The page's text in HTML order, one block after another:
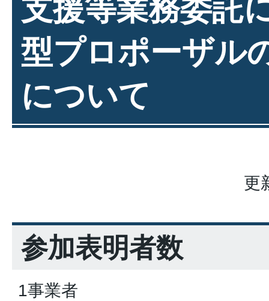
支援等業務委託
型プロポーザル
について
更
参加表明者数
1事業者